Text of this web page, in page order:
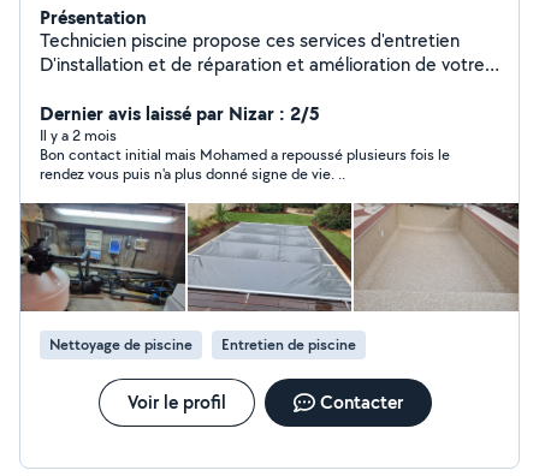
Présentation
Technicien piscine propose ces services d'entretien
D'installation et de réparation et amélioration de votre
vous répondre bien mettre entretien piscine dans la
rubrique de recherche à votre demande si non je ne
pourrai pas vous répondre ici merci.
Dernier avis laissé par Nizar : 2/5
Il y a 2 mois
Bon contact initial mais Mohamed a repoussé plusieurs fois le
rendez vous puis n'a plus donné signe de vie. ..
Nettoyage de piscine Entretien de piscine
Voir le profil Contacter